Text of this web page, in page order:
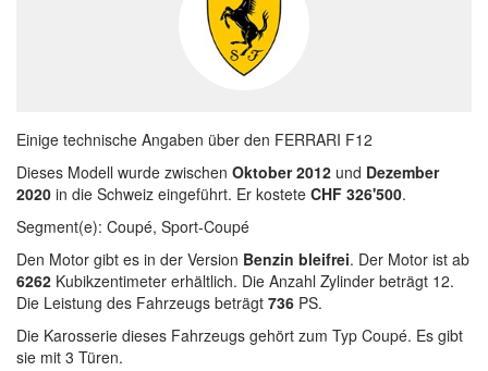
Einige technische Angaben über den FERRARI F12
Dieses Modell wurde zwischen Oktober 2012 und Dezember
2020 in die Schweiz eingeführt. Er kostete CHF 326'500.
Segment(e): Coupé, Sport-Coupé
Den Motor gibt es in der Version Benzin bleifrei. Der Motor ist ab
6262 Kubikzentimeter erhältlich. Die Anzahl Zylinder beträgt 12.
Die Leistung des Fahrzeugs beträgt 736 PS.
Die Karosserie dieses Fahrzeugs gehört zum Typ Coupé. Es gibt
sie mit 3 Türen.